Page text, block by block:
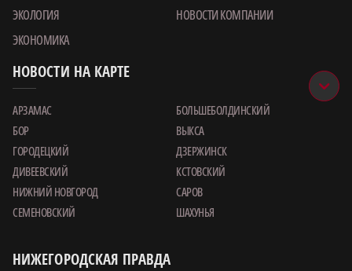
ЭКОЛОГИЯ
НОВОСТИ КОМПАНИИ
ЭКОНОМИКА
НОВОСТИ НА КАРТЕ
АРЗАМАС
БОЛЬШЕБОЛДИНСКИЙ
БОР
ВЫКСА
ГОРОДЕЦКИЙ
ДЗЕРЖИНСК
ДИВЕЕВСКИЙ
КСТОВСКИЙ
НИЖНИЙ НОВГОРОД
САРОВ
СЕМЕНОВСКИЙ
ШАХУНЬЯ
НИЖЕГОРОДСКАЯ ПРАВДА